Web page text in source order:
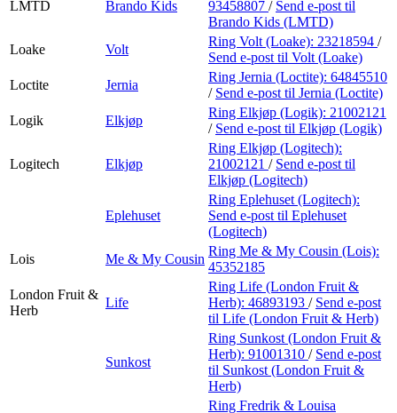
LMTD Brando Kids
93458807 / Send e-post til
Brando Kids (LMTD)
Loake
Volt
Ring Volt (Loake): 23218594 /
Send e-post til Volt (Loake)
Loctite
Jernia
Ring Jernia (Loctite): 64845510
/ Send e-post til Jernia (Loctite)
Logik
Elkjøp
Ring Elkjøp (Logik): 21002121
/ Send e-post til Elkjøp (Logik)
Logitech Elkjøp
Ring Elkjøp (Logitech):
21002121 / Send e-post til
Elkjøp (Logitech)
Eplehuset
Ring Eplehuset (Logitech):
Send e-post til Eplehuset
(Logitech)
Lois
Me & My Cousin
Ring Me & My Cousin (Lois):
45352185
London Fruit &
Herb
Life
Ring Life (London Fruit &
Herb): 46893193 / Send e-post
til Life (London Fruit & Herb)
Sunkost
Ring Sunkost (London Fruit &
Herb): 91001310 / Send e-post
til Sunkost (London Fruit &
Herb)
Ring Fredrik & Louisa